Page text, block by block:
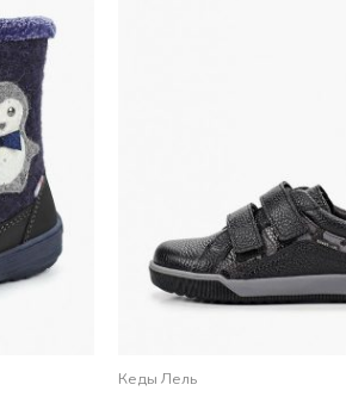
Кеды Лель